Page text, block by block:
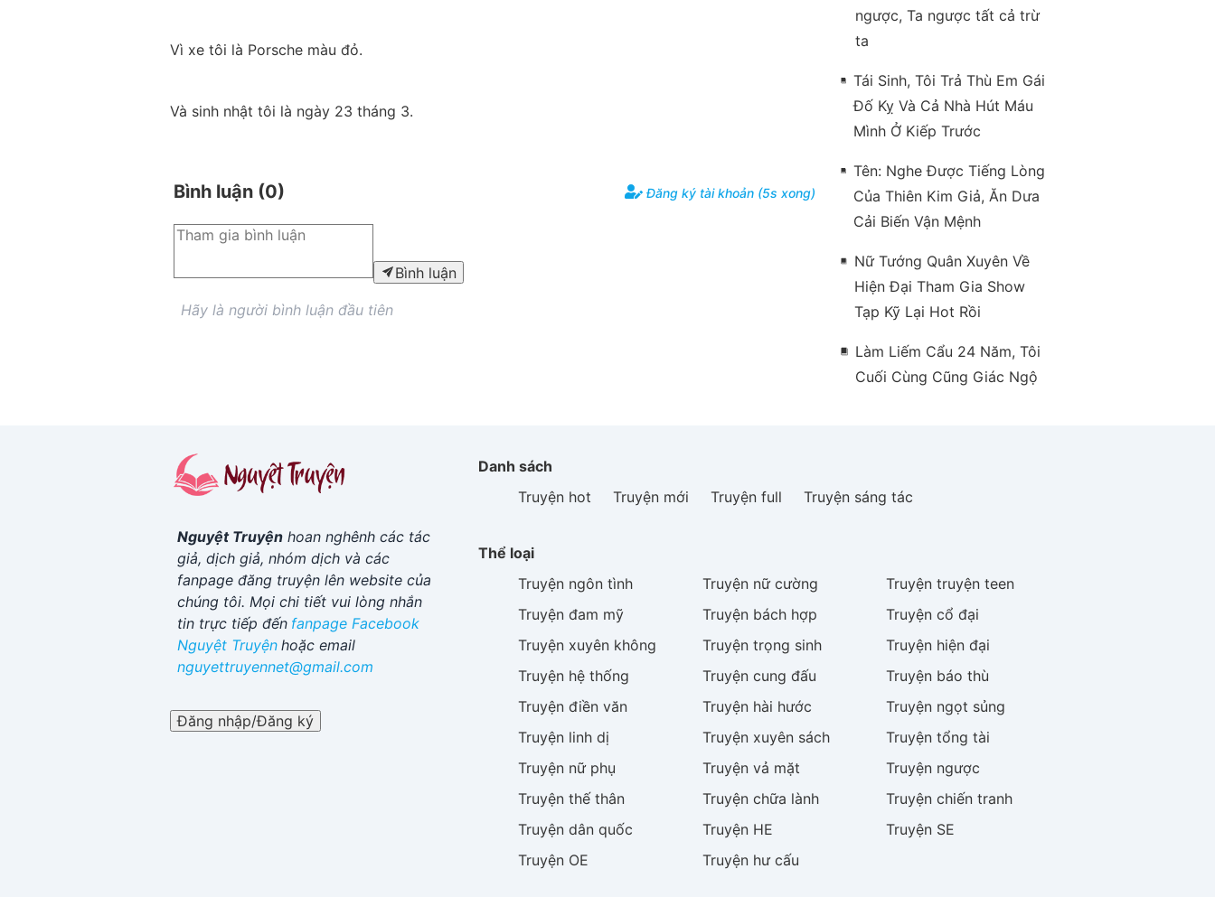
Vì xe tôi là Porsche màu đỏ.
Và sinh nhật tôi là ngày 23 tháng 3.
Bình luận (0) Đăng ký tài khoản (5s xong)
Bình luận
Hãy là người bình luận đầu tiên
ngược, Ta ngược tất cả trừ
ta
Tái Sinh, Tôi Trả Thù Em Gái
Đố Kỵ Và Cả Nhà Hút Máu
Mình Ở Kiếp Trước
Tên: Nghe Được Tiếng Lòng
Của Thiên Kim Giả, Ăn Dưa
Cải Biến Vận Mệnh
Nữ Tướng Quân Xuyên Về
Hiện Đại Tham Gia Show
Tạp Kỹ Lại Hot Rồi
Làm Liếm Cẩu 24 Năm, Tôi
Cuối Cùng Cũng Giác Ngộ
Nguyệt Truyện hoan nghênh các tác
giả, dịch giả, nhóm dịch và các
fanpage đăng truyện lên website của
chúng tôi. Mọi chi tiết vui lòng nhắn
tin trực tiếp đến fanpage Facebook
Nguyệt Truyện hoặc email
nguyettruyennet@gmail.com
Đăng nhập/Đăng ký
Danh sách
Truyện hot
Truyện mới Truyện full Truyện sáng tác
Thể loại
Truyện ngôn tình Truyện nữ cường Truyệntruyện teen
Truyệnđam mỹ Truyện bách hợp Truyệncổ đại
Truyện xuyên không Truyện trọng sinh Truyện hiện đại
Truyện hệ thống Truyện cung đấu Truyện báo thù
Truyệnđiền văn Truyện hài hước Truyện ngọt sủng
Truyện linh dị Truyện xuyên sách Truyệntổng tài
Truyện nữ phụ Truyện vả mặt Truyện ngược
Truyệnthế thân Truyện chữa lành Truyệnchiến tranh
Truyệndân quốc Truyện HE Truyện SE
Truyện OE Truyện hư cấu